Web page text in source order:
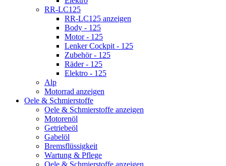
RR-LC125
RR-LC125 anzeigen
Body - 125
Motor - 125
Lenker Cockpit - 125
Zubehör - 125
Räder - 125
Elektro - 125
Alp
Motorrad anzeigen
Oele & Schmierstoffe
Oele & Schmierstoffe anzeigen
Motorenöl
Getriebeöl
Gabelöl
Bremsflüssigkeit
Wartung & Pflege
Oele & Schmierstoffe anzeigen